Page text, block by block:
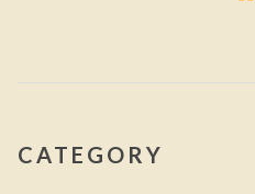
CATEGORY